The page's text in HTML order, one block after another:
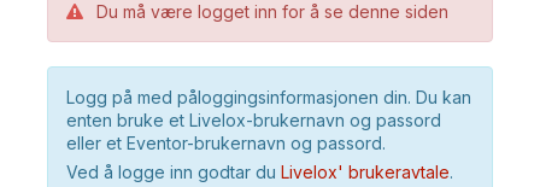
Du må være logget inn for å se denne siden
Logg på med påloggingsinformasjonen din. Du kan
enten bruke et Livelox-brukernavn og passord
eller et Eventor-brukernavn og passord.
Ved å logge inn godtar du Livelox' brukeravtale.